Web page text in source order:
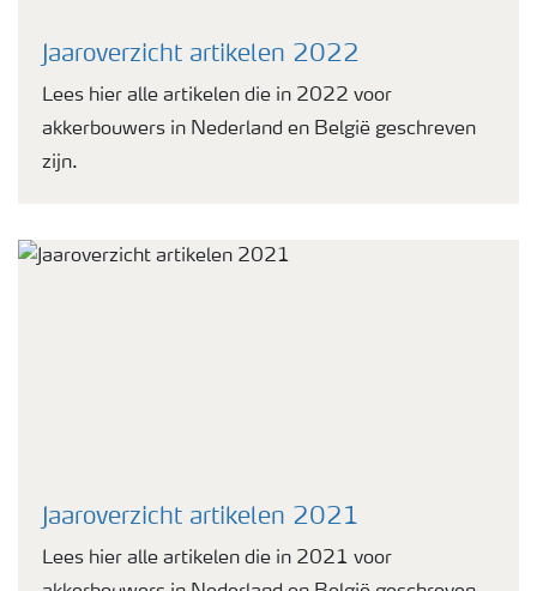
Jaaroverzicht artikelen 2022
Lees hier alle artikelen die in 2022 voor
akkerbouwers in Nederland en België geschreven
zijn.
Jaaroverzicht artikelen 2021
Lees hier alle artikelen die in 2021 voor